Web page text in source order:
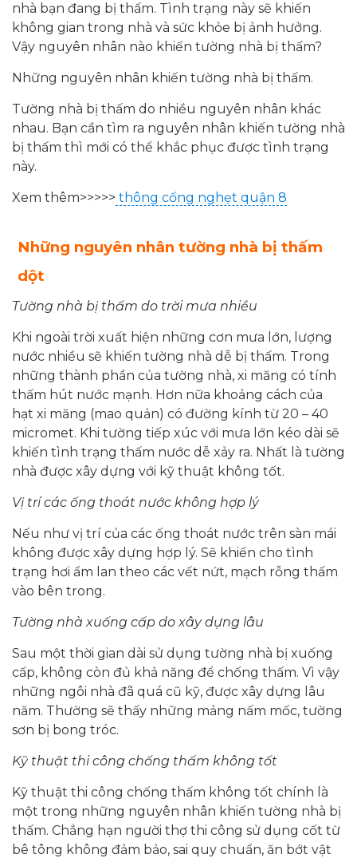
nhà bạn đang bị thấm. Tình trạng này sẽ khiến
không gian trong nhà và sức khỏe bị ảnh hưởng.
Vậy nguyên nhân nào khiến tường nhà bị thấm?
Những nguyên nhân khiến tường nhà bị thấm.
Tường nhà bị thấm do nhiều nguyên nhân khác
nhau. Bạn cần tìm ra nguyên nhân khiến tường nhà
bị thấm thì mới có thể khắc phục được tình trạng
này.
Xem thêm>>>>> thông cống nghẹt quận 8
Những nguyên nhân tường nhà bị thấm
dột
Tường nhà bị thấm do trời mưa nhiều
Khi ngoài trời xuất hiện những cơn mưa lớn, lượng
nước nhiều sẽ khiến tường nhà dễ bị thấm. Trong
những thành phần của tường nhà, xi măng có tính
thấm hút nước mạnh. Hơn nữa khoảng cách của
hạt xi măng (mao quản) có đường kính từ 20 – 40
micromet. Khi tường tiếp xúc với mưa lớn kéo dài sẽ
khiến tình trạng thấm nước dễ xảy ra. Nhất là tường
nhà được xây dựng với kỹ thuật không tốt.
Vị trí các ống thoát nước không hợp lý
Nếu như vị trí của các ống thoát nước trên sàn mái
không được xây dựng hợp lý. Sẽ khiến cho tình
trạng hơi ẩm lan theo các vết nứt, mạch rỗng thấm
vào bên trong.
Tường nhà xuống cấp do xây dựng lâu
Sau một thời gian dài sử dụng tường nhà bị xuống
cấp, không còn đủ khả năng để chống thấm. Vì vậy
những ngôi nhà đã quá cũ kỹ, được xây dựng lâu
năm. Thường sẽ thấy những mảng nấm mốc, tường
sơn bị bong tróc.
Kỹ thuật thi công chống thấm không tốt
Kỹ thuật thi công chống thấm không tốt chính là
một trong những nguyên nhân khiến tường nhà bị
thấm. Chẳng hạn người thợ thi công sử dụng cốt từ
bê tông không đảm bảo, sai quy chuẩn, ăn bớt vật